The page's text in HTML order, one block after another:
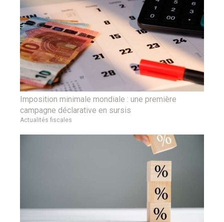
Imposition minimale mondiale : une première
campagne déclarative en sursis
Actualités fiscales